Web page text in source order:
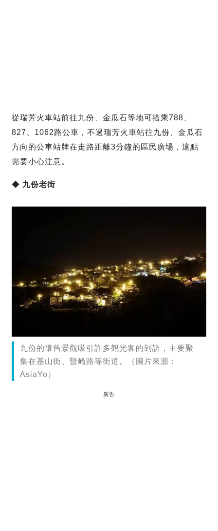
從瑞芳火車站前往九份、金瓜石等地可搭乘788、
827、1062路公車，不過瑞芳火車站往九份、金瓜石
方向的公車站牌在走路距離3分鐘的區民廣場，這點
需要小心注意。
◆ 九份老街
九份的懷舊景觀吸引許多觀光客的到訪，主要聚
集在基山街、豎崎路等街道。（圖片來源：
AsiaYo）
廣告